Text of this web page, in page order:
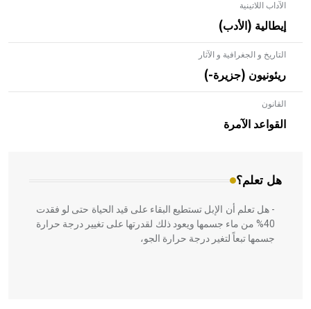
الآداب اللاتينية
إيطالية (الأدب)
التاريخ و الجغرافية و الآثار
ريئونيون (جزيرة-)
القانون
القواعد الآمرة
هل تعلم؟
- هل تعلم أن الأبلق نوع من الفنون الهندسية التي ارتبطت
بالعمارة الإسلامية في بلاد الشام ومصر خاصة، حيث يحرص
المعمار على بناء مداميكه وخاصة في الواجهات
- هل تعلم أن الإبل تستطيع البقاء على قيد الحياة حتى لو فقدت
40% من ماء جسمها ويعود ذلك لقدرتها على تغيير درجة حرارة
جسمها تبعاً لتغير درجة حرارة الجو،